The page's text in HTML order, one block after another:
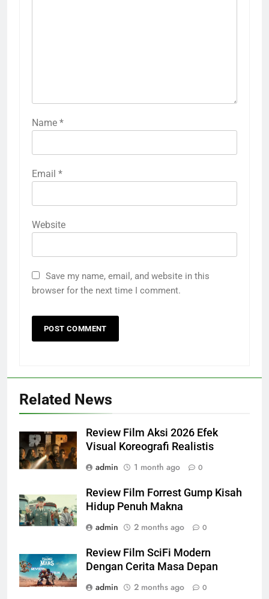
Name *
Email *
Website
Save my name, email, and website in this
browser for the next time I comment.
Related News
Review Film Aksi 2026 Efek
Visual Koreografi Realistis
admin
1 month ago 0
Review Film Forrest Gump Kisah
Hidup Penuh Makna
admin
2 months ago 0
Review Film SciFi Modern
Dengan Cerita Masa Depan
admin
2 months ago 0